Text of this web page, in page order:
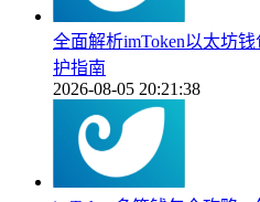
全面解析imToken以太坊
护指南
2026-08-05 20:21:38